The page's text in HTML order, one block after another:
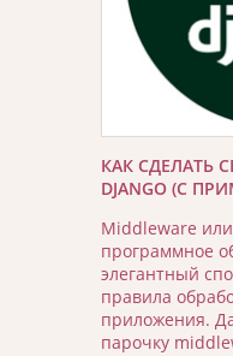
КАК СДЕЛАТЬ
DJANGO (С
Middleware
программное
элегантный
правила
приложения.
парочку